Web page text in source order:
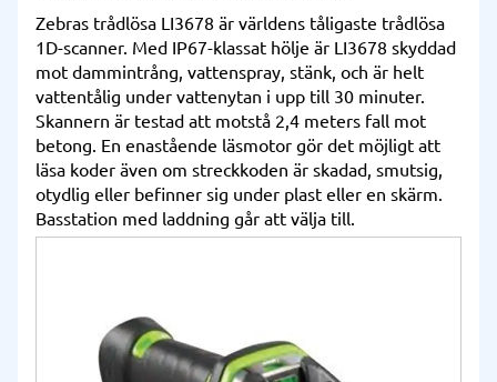
Zebras trådlösa LI3678 är världens tåligaste trådlösa
1D-scanner. Med IP67-klassat hölje är LI3678 skyddad
mot dammintrång, vattenspray, stänk, och är helt
vattentålig under vattenytan i upp till 30 minuter.
Skannern är testad att motstå 2,4 meters fall mot
betong. En enastående läsmotor gör det möjligt att
läsa koder även om streckkoden är skadad, smutsig,
otydlig eller befinner sig under plast eller en skärm.
Basstation med laddning går att välja till.